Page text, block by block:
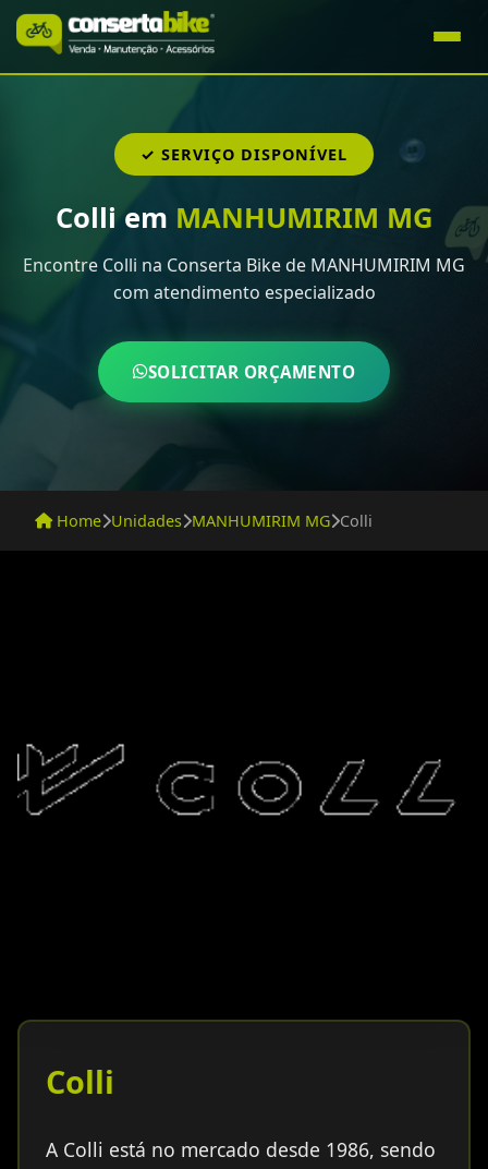
✓ SERVIÇO DISPONÍVEL
Colli em MANHUMIRIM MG
Encontre Colli na Conserta Bike de MANHUMIRIM MG
com atendimento especializado
SOLICITAR ORÇAMENTO
Home Unidades MANHUMIRIM MG Colli
Colli
A Colli está no mercado desde 1986, sendo